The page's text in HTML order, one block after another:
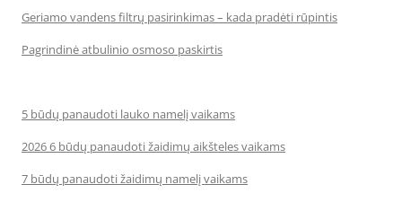
Geriamo vandens filtrų pasirinkimas – kada pradėti rūpintis
Pagrindinė atbulinio osmoso paskirtis
5 būdų panaudoti lauko namelį vaikams
2026 6 būdų panaudoti žaidimų aikšteles vaikams
7 būdų panaudoti žaidimų namelį vaikams